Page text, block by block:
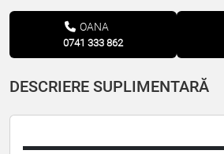
OANA
0741 333 862
DESCRIERE SUPLIMENTARĂ